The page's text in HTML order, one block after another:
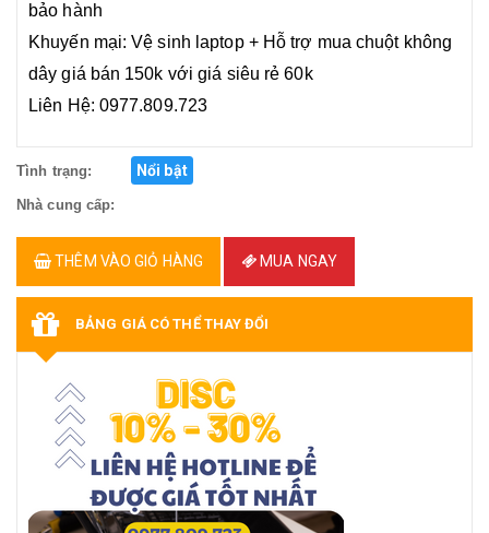
bảo hành
Khuyến mại: Vệ sinh laptop + Hỗ trợ mua chuột không
dây giá bán 150k với giá siêu rẻ 60k
Liên Hệ: 0977.809.723
Tình trạng: Nổi bật
Nhà cung cấp:
THÊM VÀO GIỎ HÀNG MUA NGAY
BẢNG GIÁ CÓ THỂ THAY ĐỔI